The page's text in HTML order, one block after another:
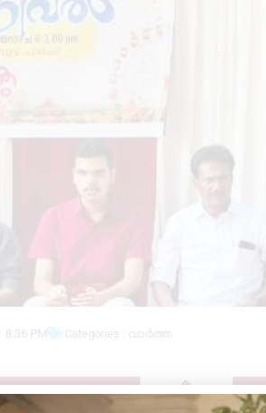
8:36 PM Categories : വാർത്ത